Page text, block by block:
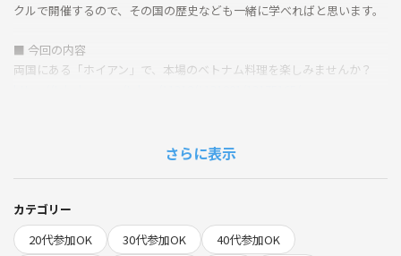
クルで開催するので、その国の歴史なども一緒に学べればと思います。
■ 今回の内容
両国にある「ホイアン」で、本場のベトナム料理を楽しみませんか？
「豚肉炭火焼きのビーフンつけ麺（ブンチャー）は少し酸っぱいつけダ
レに浸された肉が炭火風香ばしく焼けてて、本番の味と変わらず美味し
かった。小さな揚げ春巻きがついてるのも嬉しい。パパイヤサラダは小
さらに表示
カテゴリー
20代参加OK
30代参加OK
40代参加OK